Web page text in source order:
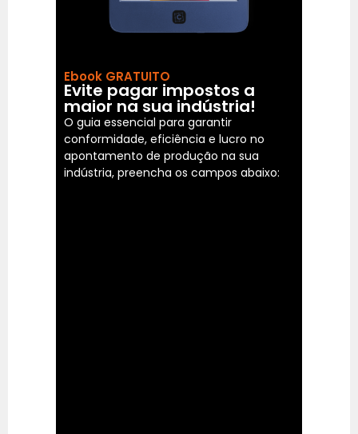
Ebook GRATUITO
Evite pagar impostos a
maior na sua indústria!
O guia essencial para garantir
conformidade, eficiência e lucro no
apontamento de produção na sua
indústria, preencha os campos abaixo: